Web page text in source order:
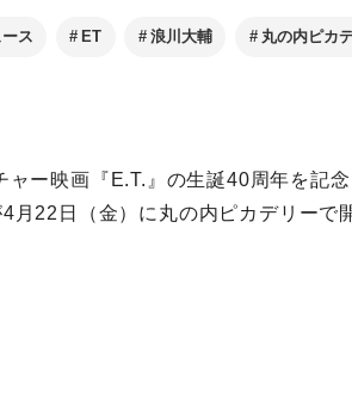
ス ET 浪川大輔 丸の内ピカ
ャー映画『E.T.』の生誕40周年を記
月22日（金）に丸の内ピカデリーで